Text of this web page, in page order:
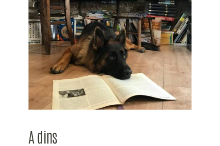
A dins